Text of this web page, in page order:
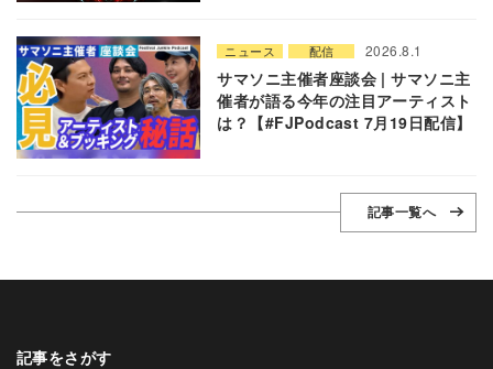
ニュース 配信 2026.8.1
サマソニ主催者座談会 | サマソニ主
催者が語る今年の注目アーティスト
は？【#FJPodcast 7月19日配信】
記事一覧へ
記事をさがす